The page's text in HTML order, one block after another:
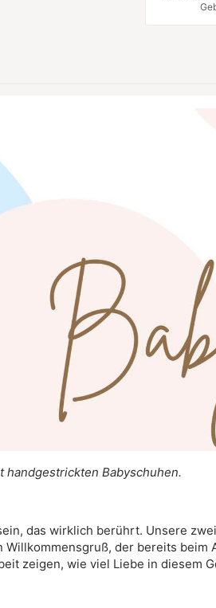
Babyschuhen.
das wirklich berührt. Unsere
der bereits beim
zeigen, wie viel Liebe in diesem